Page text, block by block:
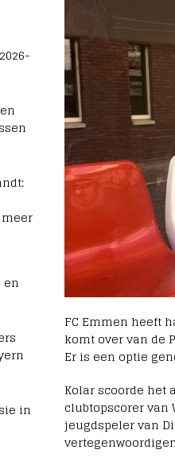
FC Emmen heeft
komt over van de
Er is een optie
Kolar scoorde het
clubtopscorer van
jeugdspeler van
in